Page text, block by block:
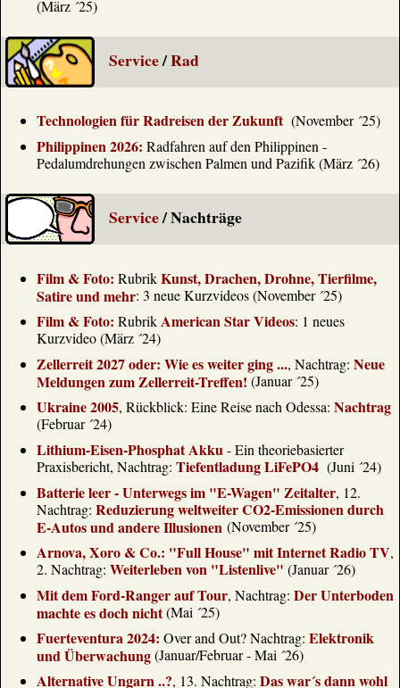
(März ´25)
Service/Rad
Technologien für Radreisen der Zukunft(November ´25)
Philippinen 2026: Radfahren auf den Philippinen -
Pedalumdrehungen zwischen Palmen und Pazifik (März ´26)
Service/ Nachträge
Film & Foto: RubrikKunst, Drachen, Drohne, Tierfilme,
Satire und mehr: 3 neue Kurzvideos (November ´25)
Film & Foto: RubrikAmerican Star Videos: 1 neues
Kurzvideo (März ´24)
Zellerreit 2027 oder: Wie es weiter ging ..., Nachtrag: Neue
Meldungen zum Zellerreit-Treffen! (Januar ´25)
Ukraine 2005, Rückblick: Eine Reise nach Odessa: Nachtrag
(Februar ´24)
Lithium-Eisen-Phosphat Akku- Ein theoriebasierter
Praxisbericht, Nachtrag: Tiefentladung LiFePO4 (Juni ´24)
Batterie leer - Unterwegs im "E-Wagen" Zeitalter, 12.
Nachtrag: Reduzierung weltweiter CO2-Emissionen durch
E-Autos und andere Illusionen (November ´25)
Arnova, Xoro & Co.: "Full House" mit Internet Radio TV,
2. Nachtrag: Weiterleben von "Listenlive" (Januar ´26)
Mit dem Ford-Ranger auf Tour, Nachtrag: Der Unterboden
machte es doch nicht(Mai ´25)
Fuerteventura 2024: Over and Out? Nachtrag: Elektronik
und Überwachung(Januar/Februar - Mai ´26)
Alternative Ungarn ..?, 13. Nachtrag: Das war´s dann wohl